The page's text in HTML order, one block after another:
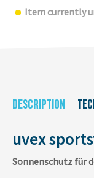
Item currently
DESCRIPTION
uvex
Sonnenschutz für